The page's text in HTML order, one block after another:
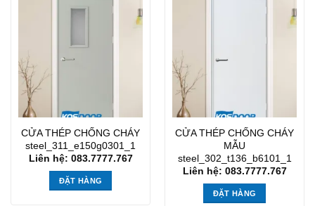
CỬA THÉP CHỐNG CHÁY
steel_311_e150g0301_1
Liên hệ: 083.7777.767
ĐẶT HÀNG
CỬA THÉP CHỐNG CHÁY
MẪU
steel_302_t136_b6101_1
Liên hệ: 083.7777.767
ĐẶT HÀNG